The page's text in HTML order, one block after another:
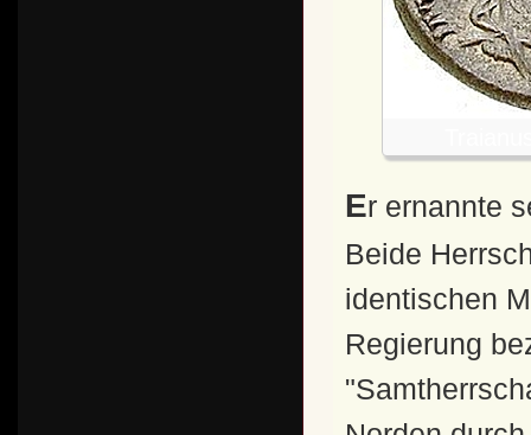
Er ernannte seinen Sohn Gallienus zum Mitregenten.
Beide
identischen
Regierung